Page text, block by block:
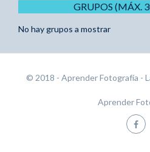
GRUPOS (MÁX.
No hay grupos a mostrar
© 2018 - Aprender Fotografía -
Aprender